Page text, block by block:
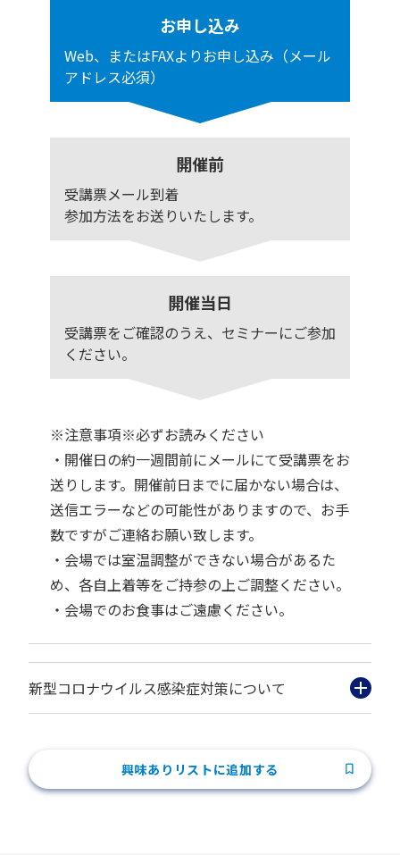
お申し込み
Web、またはFAXよりお申し込み（メール
アドレス必須）
開催前
受講票メール到着
参加方法をお送りいたします。
開催当日
受講票をご確認のうえ、セミナーにご参加
ください。
※注意事項※必ずお読みください
・開催日の約一週間前にメールにて受講票をお
送りします。開催前日までに届かない場合は、
送信エラーなどの可能性がありますので、お手
数ですがご連絡お願い致します。
・会場では室温調整ができない場合があるた
め、各自上着等をご持参の上ご調整ください。
・会場でのお食事はご遠慮ください。
新型コロナウイルス感染症対策について
興味ありリストに追加する